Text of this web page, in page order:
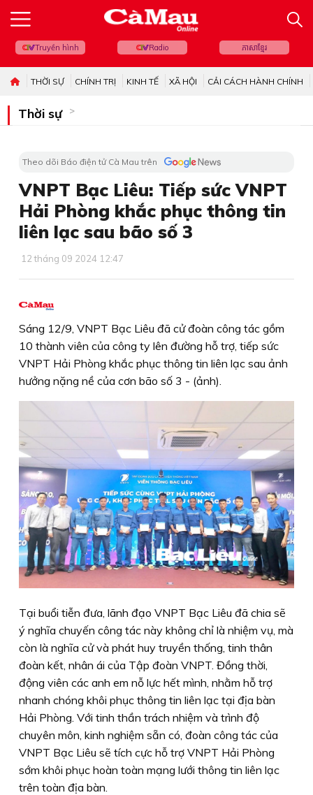
Truyền hình Radio ភាសាខ្មែរ
THỜI SỰ CHÍNH TRỊ KINH TẾ XÃ HỘI CẢI CÁCH HÀNH CHÍNH
Thời sự
Theo dõi Báo điện tử Cà Mau trên
VNPT Bạc Liêu: Tiếp sức VNPT
Hải Phòng khắc phục thông tin
liên lạc sau bão số 3
12 tháng 09 2024 12:47
Sáng 12/9, VNPT Bạc Liêu đã cử đoàn công tác gồm
10 thành viên của công ty lên đường hỗ trợ, tiếp sức
VNPT Hải Phòng khắc phục thông tin liên lạc sau ảnh
hưởng nặng nề của cơn bão số 3 - (ảnh).
Tại buổi tiễn đưa, lãnh đạo VNPT Bạc Liêu đã chia sẽ
ý nghĩa chuyến công tác này không chỉ là nhiệm vụ, mà
còn là nghĩa cử và phát huy truyền thống, tinh thân
đoàn kết, nhân ái của Tập đoàn VNPT. Đồng thời,
động viên các anh em nỗ lực hết mình, nhằm hỗ trợ
nhanh chóng khôi phục thông tin liên lạc tại địa bàn
Hải Phòng. Với tinh thần trách nhiệm và trình độ
chuyên môn, kinh nghiệm sẵn có, đoàn công tác của
VNPT Bạc Liêu sẽ tích cực hỗ trợ VNPT Hải Phòng
sớm khôi phục hoàn toàn mạng lưới thông tin liên lạc
trên toàn địa bàn.